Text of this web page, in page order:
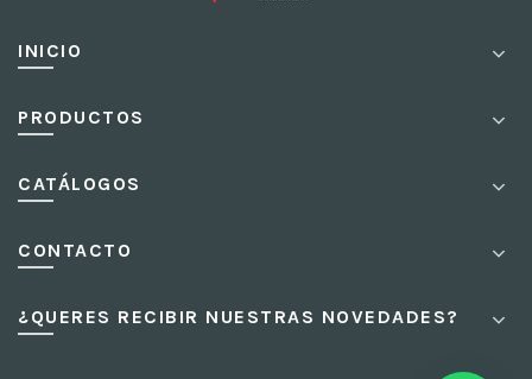
INICIO
PRODUCTOS
CATÁLOGOS
CONTACTO
¿QUERES RECIBIR NUESTRAS NOVEDADES?